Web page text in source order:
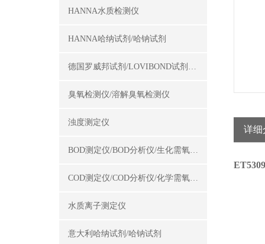
HANNA水质检测仪
HANNA哈纳试剂/哈钠试剂
德国罗威邦试剂/LOVIBOND试剂/罗威邦试剂
臭氧检测仪/溶解臭氧检测仪
浊度测定仪
BOD测定仪/BOD分析仪/生化需氧量测定仪
COD测定仪/COD分析仪/化学需氧量测定仪
水质离子测定仪
意大利哈纳试剂/哈钠试剂
详细